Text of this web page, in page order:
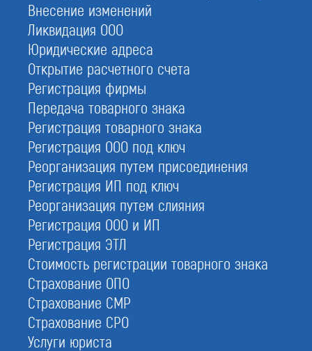
Внесение изменений
Ликвидация ООО
Юридические адреса
Открытие расчетного счета
Регистрация фирмы
Передача товарного знака
Регистрация товарного знака
Регистрация ООО под ключ
Реорганизация путем присоединения
Регистрация ИП под ключ
Реорганизация путем слияния
Регистрация ООО и ИП
Регистрация ЭТЛ
Стоимость регистрации товарного знака
Страхование ОПО
Страхование СМР
Страхование СРО
Услуги юриста
Регистрация нового ООО в 2026 году
Первый шаг в бизнесе – регистрация. Как
правило, предприниматели оформляют ИП или
ООО (общество с ограниченной